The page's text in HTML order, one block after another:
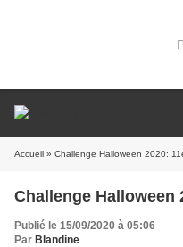
Accueil » Challenge Halloween 2020:
Challenge Halloween
Publié le 15/09/2020 à 05:06
Par Blandine